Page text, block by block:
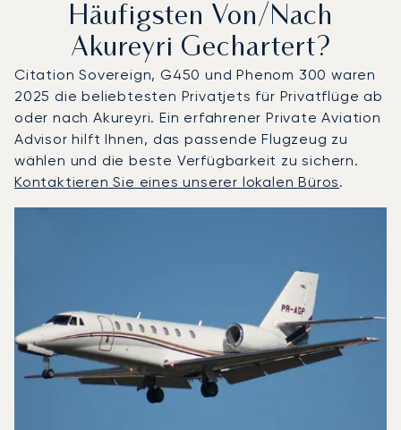
Häufigsten Von/nach
Akureyri Gechartert?
Citation Sovereign, G450 und Phenom 300 waren
2025 die beliebtesten Privatjets für Privatflüge ab
oder nach Akureyri. Ein erfahrener Private Aviation
Advisor hilft Ihnen, das passende Flugzeug zu
wählen und die beste Verfügbarkeit zu sichern.
Kontaktieren Sie eines unserer lokalen Büros.